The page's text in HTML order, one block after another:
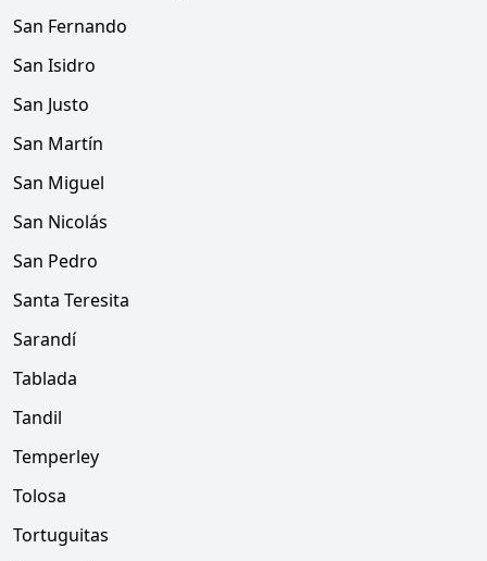
San Fernando
San Isidro
San Justo
San Martín
San Miguel
San Nicolás
San Pedro
Santa Teresita
Sarandí
Tablada
Tandil
Temperley
Tolosa
Tortuguitas